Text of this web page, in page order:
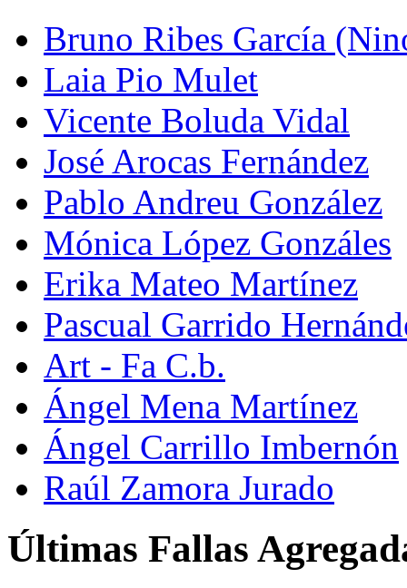
Bruno Ribes García
Laia Pio Mulet
Vicente Boluda Vidal
José Arocas Fernández
Pablo Andreu González
Mónica López Gonzáles
Erika Mateo Martínez
Pascual Garrido
Art - Fa C.b.
Ángel Mena Martínez
Ángel Carrillo Imbernón
Raúl Zamora Jurado
Últimas Fallas